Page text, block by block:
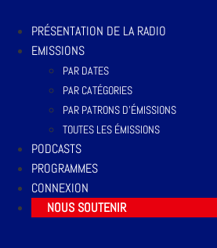
PRÉSENTATION DE LA RADIO
EMISSIONS
PAR DATES
PAR CATÉGORIES
PAR PATRONS D’ÉMISSIONS
TOUTES LES ÉMISSIONS
PODCASTS
PROGRAMMES
CONNEXION
NOUS SOUTENIR